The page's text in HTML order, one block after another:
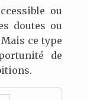
ou
doutes ou
ce type
de